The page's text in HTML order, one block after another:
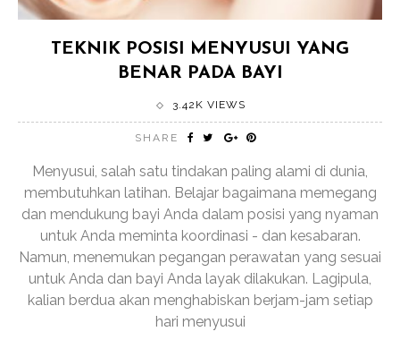
TEKNIK POSISI MENYUSUI YANG
BENAR PADA BAYI
3.42K VIEWS
SHARE
Menyusui, salah satu tindakan paling alami di dunia,
membutuhkan latihan. Belajar bagaimana memegang
dan mendukung bayi Anda dalam posisi yang nyaman
untuk Anda meminta koordinasi - dan kesabaran.
Namun, menemukan pegangan perawatan yang sesuai
untuk Anda dan bayi Anda layak dilakukan. Lagipula,
kalian berdua akan menghabiskan berjam-jam setiap
hari menyusui